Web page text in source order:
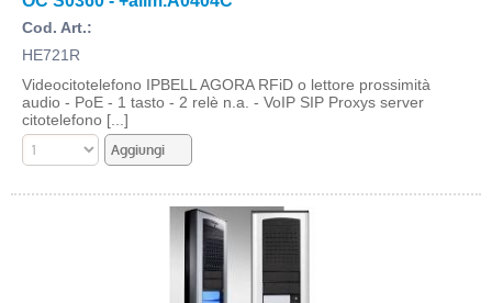
Cod. Art.:
HE721R
Videocitotelefono IPBELL AGORA RFiD o lettore prossimità
audio - PoE - 1 tasto - 2 relè n.a. - VoIP SIP Proxys server
citotelefono [...]